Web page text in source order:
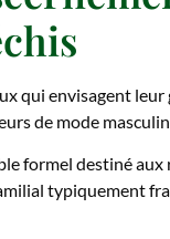
qui envisagent
de mode
formel destiné
typiquement